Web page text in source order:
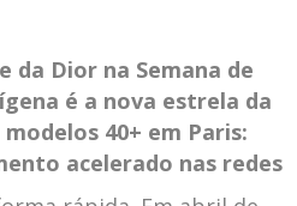
da Dior na Semana de
é a nova estrela da
40+ em Paris:
acelerado nas redes